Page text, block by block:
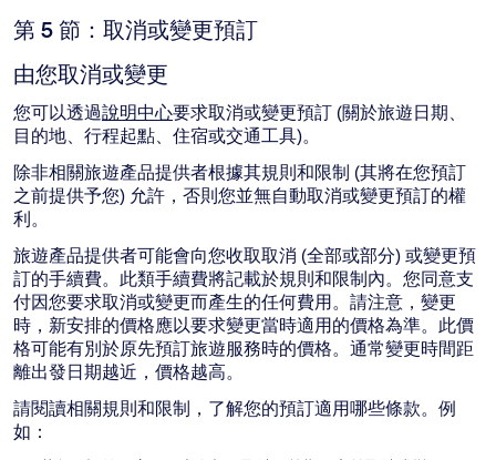
第 5 節：取消或變更預訂
由您取消或變更
您可以透過說明中心要求取消或變更預訂 (關於旅遊日期、
目的地、行程起點、住宿或交通工具)。
除非相關旅遊產品提供者根據其規則和限制 (其將在您預訂
之前提供予您) 允許，否則您並無自動取消或變更預訂的權
利。
旅遊產品提供者可能會向您收取取消 (全部或部分) 或變更預
訂的手續費。此類手續費將記載於規則和限制內。您同意支
付因您要求取消或變更而產生的任何費用。請注意，變更
時，新安排的價格應以要求變更當時適用的價格為準。此價
格可能有別於原先預訂旅遊服務時的價格。通常變更時間距
離出發日期越近，價格越高。
請閱讀相關規則和限制，了解您的預訂適用哪些條款。例
如：